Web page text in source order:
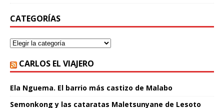
CATEGORÍAS
CARLOS EL VIAJERO
Ela Nguema. El barrio más castizo de Malabo
Semonkong y las cataratas Maletsunyane de Lesoto